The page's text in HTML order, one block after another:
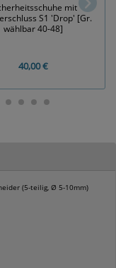
(5-teilig, Ø 5-10mm)
mit
S1 'Drop' [Gr.
wählbar 40-48]
40,00 €